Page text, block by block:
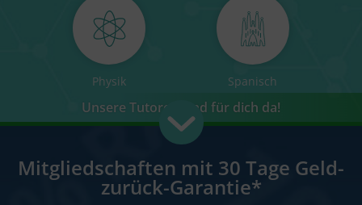
Unsere Tutoren sind für dich da!
Physik Spanisch
Mitgliedschaften mit 30 Tage Geld-
zurück-Garantie*